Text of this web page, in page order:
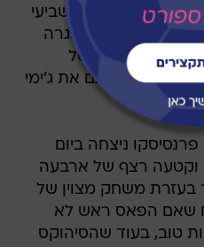
ובעובדה שסיאטל
שלה ולצרף גם את ג'ימי
ניצחה ביום
וקטעה רצף של ארבעה
בעזרת משחק מצוין של
שאם הפאס ראש לא
טוב, בעוד שהסיהוקס
בבית נגד קרוליינה
באמת תתחיל